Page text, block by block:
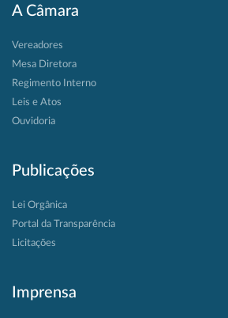
A Câmara
Vereadores
Mesa Diretora
Regimento Interno
Leis e Atos
Ouvidoria
Publicações
Lei Orgânica
Portal da Transparência
Licitações
Imprensa